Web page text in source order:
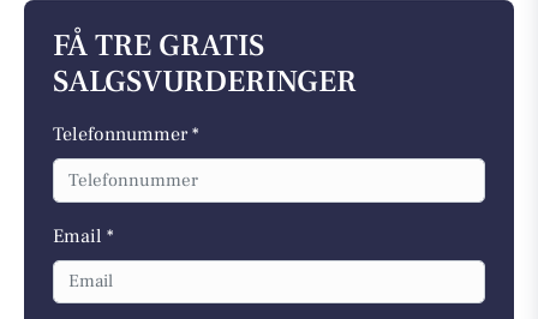
FÅ TRE GRATIS
SALGSVURDERINGER
Telefonnummer *
Email *